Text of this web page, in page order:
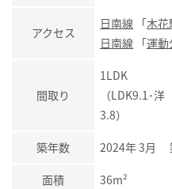
アクセス
日南線 「木花
日南線 「運動
間取り
1LDK
（LDK9.1･洋
3.8）
築年数 2024年 3月
面積 36m²